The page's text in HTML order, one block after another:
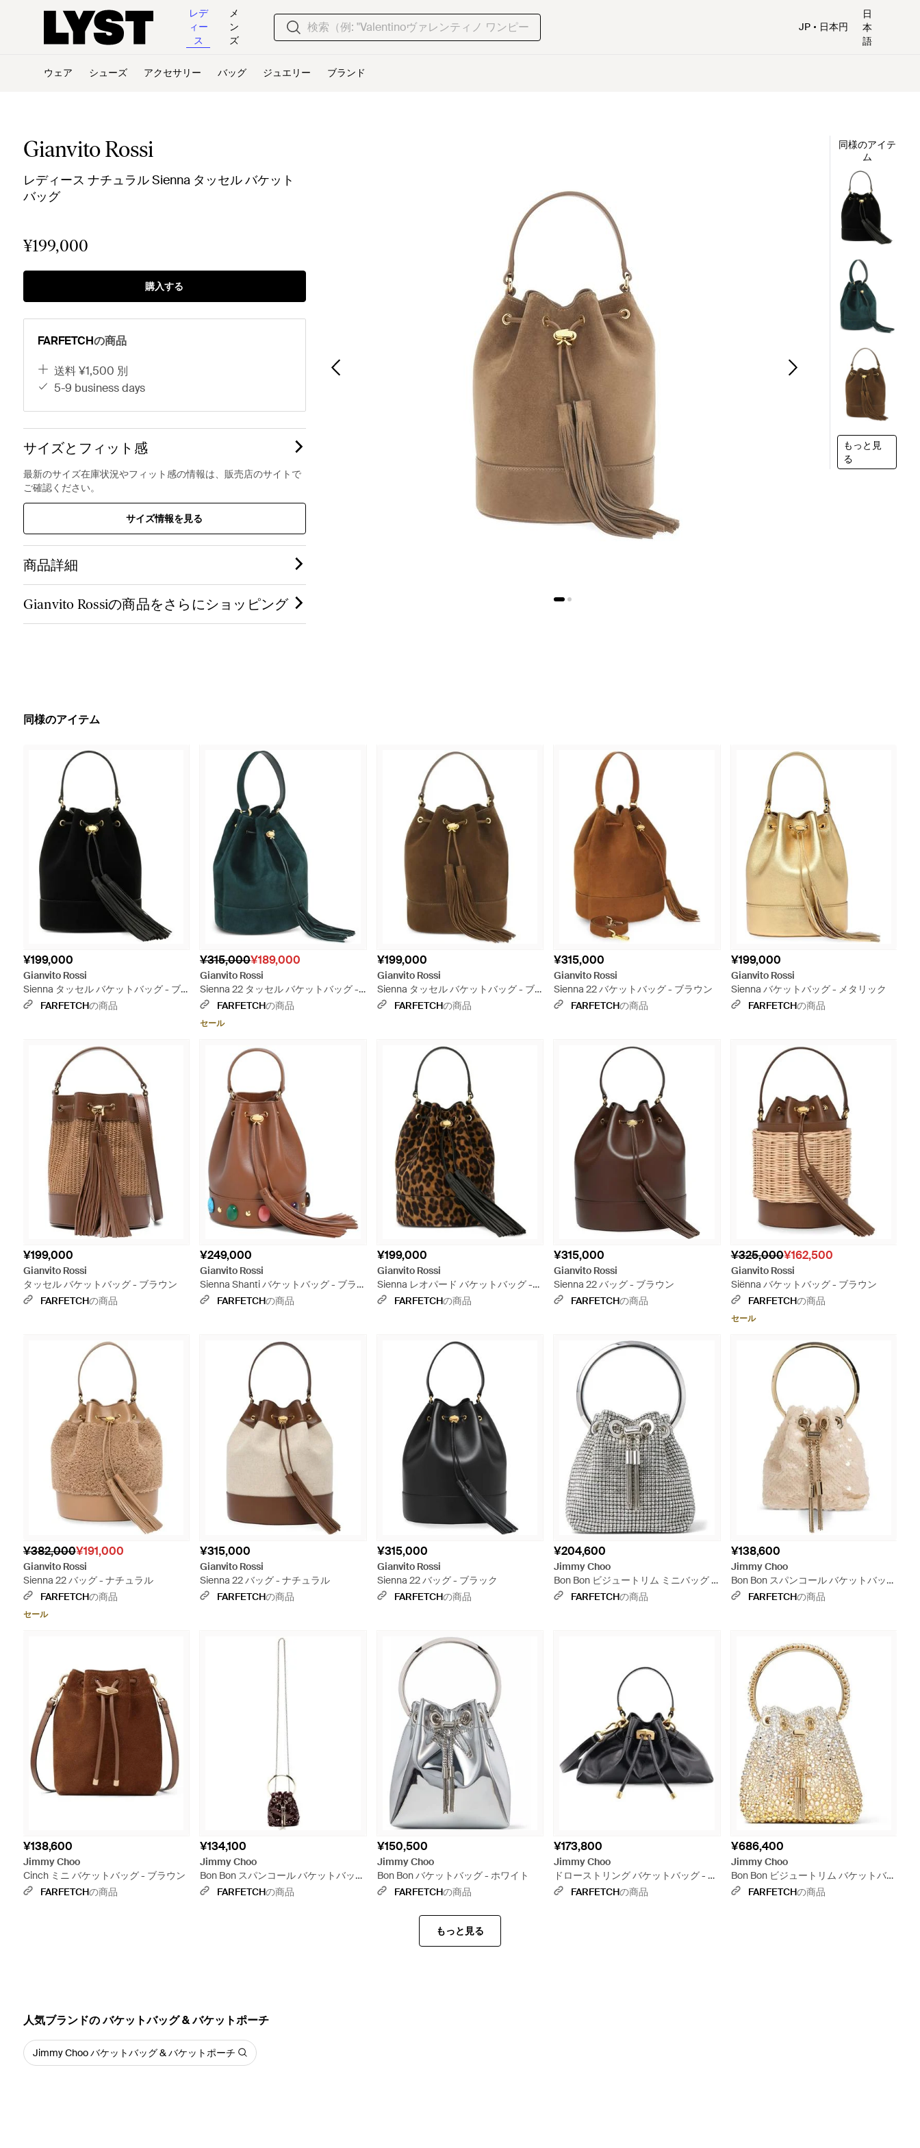
レデ
ィー
ス
メ
ン
ズ
JP 日本円
日
本
語
ウェア シューズ アクセサリー バッグ ジュエリー ブランド
Gianvito Rossi
レディース ナチュラル Sienna タッセル バケット
バッグ
¥199,000
購入する
FARFETCHの商品
送料 ¥1,500 別
5-9 business days
サイズとフィット感
最新のサイズ在庫状況やフィット感の情報は、販売店のサイトで
ご確認ください。
サイズ情報を見る
商品詳細
Gianvito Rossiの商品をさらにショッピング
同様のアイテ
ム
もっと見
る
同様のアイテム
¥199,000
Gianvito Rossi
Sienna タッセル バケットバッグ - ブ
ラックFARFETCHの商品
¥315,000¥189,000
Gianvito Rossi
Sienna 22 タッセル バケットバッグ -
ブルーFARFETCHの商品
セール
¥199,000
Gianvito Rossi
Sienna タッセル バケットバッグ - ブ
ラウンFARFETCHの商品
¥315,000
Gianvito Rossi
Sienna 22 バケットバッグ - ブラウン
FARFETCHの商品
¥199,000
Gianvito Rossi
Sienna バケットバッグ - メタリック
FARFETCHの商品
¥199,000
Gianvito Rossi
タッセル バケットバッグ - ブラウン
FARFETCHの商品
¥249,000
Gianvito Rossi
Sienna Shanti バケットバッグ - ブラ
ウンFARFETCHの商品
¥199,000
Gianvito Rossi
Sienna レオパード バケットバッグ -
ブラウンFARFETCHの商品
¥315,000
Gianvito Rossi
Sienna 22 バッグ - ブラウン
FARFETCHの商品
¥325,000¥162,500
Gianvito Rossi
Siënna バケットバッグ - ブラウン
FARFETCHの商品
セール
¥382,000¥191,000
Gianvito Rossi
Sienna 22 バッグ - ナチュラル
FARFETCHの商品
セール
¥315,000
Gianvito Rossi
Sienna 22 バッグ - ナチュラル
FARFETCHの商品
¥315,000
Gianvito Rossi
Sienna 22 バッグ - ブラック
FARFETCHの商品
¥204,600
Jimmy Choo
Bon Bon ビジュートリム ミニバッグ -
グレーFARFETCHの商品
¥138,600
Jimmy Choo
Bon Bon スパンコール バケットバッグ
ミニ - ナチュラル
FARFETCHの商品
¥138,600
Jimmy Choo
Cinch ミニ バケットバッグ - ブラウン
FARFETCHの商品
¥134,100
Jimmy Choo
Bon Bon スパンコール バケットバッグ
ミニ - ホワイト
FARFETCHの商品
¥150,500
Jimmy Choo
Bon Bon バケットバッグ - ホワイト
FARFETCHの商品
¥173,800
Jimmy Choo
ドローストリング バケットバッグ - ブ
ラックFARFETCHの商品
¥686,400
Jimmy Choo
Bon Bon ビジュートリム バケットバッ
グ - メタリック
FARFETCHの商品
もっと見る
人気ブランドの バケットバッグ & バケットポーチ
Jimmy Choo バケットバッグ & バケットポーチ